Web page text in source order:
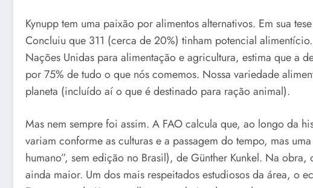
Kynupp tem uma paixão por alimentos alternativos. Em sua
Concluiu que 311 (cerca de 20%) tinham potencial
Nações Unidas para alimentação e agricultura, estima que a
por 75% de tudo o que nós comemos. Nossa variedade
planeta (incluído aí o que é destinado para ração animal).
Mas nem sempre foi assim. A FAO calcula que, ao longo da
variam conforme as culturas e a passagem do tempo, mas
humano”, sem edição no Brasil), de Günther Kunkel. Na
ainda maior. Um dos mais respeitados estudiosos da área, o